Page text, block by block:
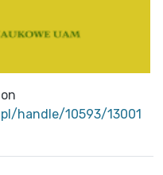
handle/10593/13001